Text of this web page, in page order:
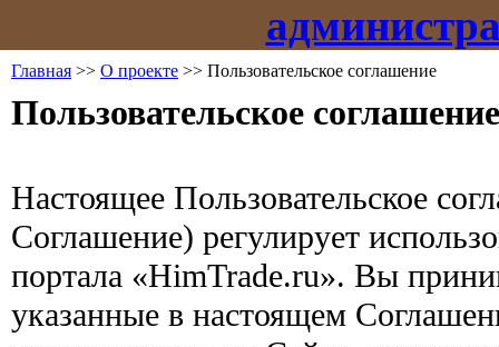
Главная >> О проекте >> Пользовательское соглашение
Пользовательское соглашение
Настоящее Пользовательское
Соглашение) регулирует
портала «HimTrade.ru». Вы
указанные в настоящем